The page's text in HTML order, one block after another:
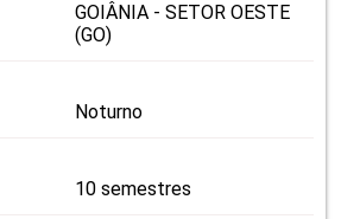
GOIÂNIA - SETOR OESTE
(GO)
Noturno
10 semestres